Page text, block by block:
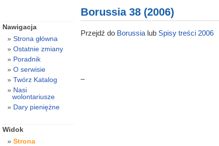
Borussia 38 (2006)
Przejdź do Borussia lub Spisy treści 2006
–
Nawigacja
Strona główna
Ostatnie zmiany
Poradnik
O serwisie
Twórz Katalog
Nasi
wolontariusze
Dary pieniężne
Widok
Strona